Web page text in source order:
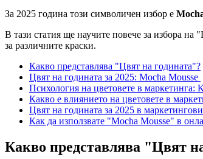
За 2025 година този символичен избор е
В тази статия ще научите повече за избора на
за различните краски.
Какво представлява "Цвят на годината"?
Цвят на годината за 2025: Mocha Mousse
Психология на цветовете в маркетинга:
Какво е влиянието на цветовете в
Цвят на годината за 2025 в
Как да използвате "Mocha Mousse" в
Какво представлява "Цвят